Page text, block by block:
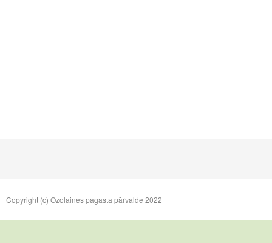
Copyright (c) Ozolaines pagasta pārvalde 2022